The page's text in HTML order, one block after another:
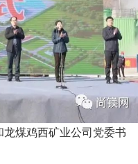
煤鸡西矿业公司党委书